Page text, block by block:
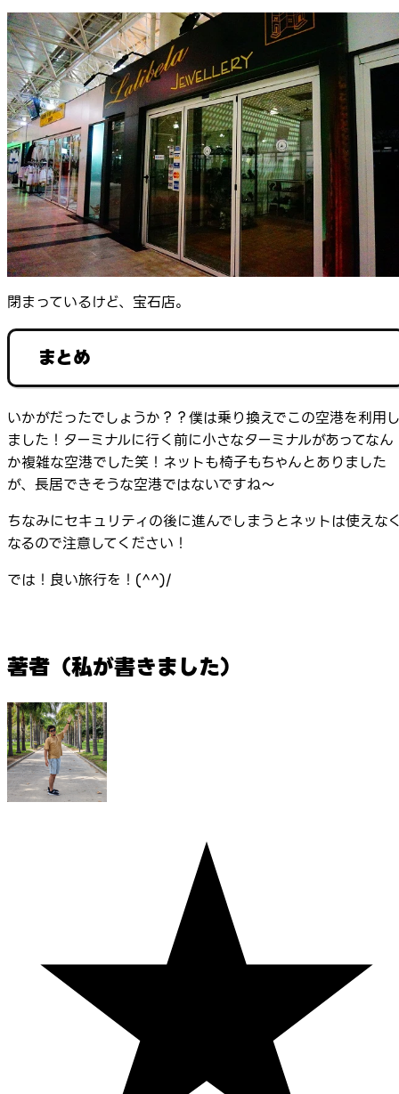
閉まっているけど、宝石店。
まとめ
いかがだったでしょうか？？僕は乗り換えでこの空港を利用
ました！ターミナルに行く前に小さなターミナルがあってなん
か複雑な空港でした笑！ネットも椅子もちゃんとありました
が、長居できそうな空港ではないですね～
ちなみにセキュリティの後に進んでしまうとネットは使えな
なるので注意してください！
では！良い旅行を！(^^)/
著者（私が書きました）